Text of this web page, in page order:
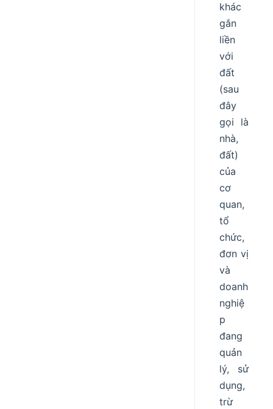
khác
gắn
liền
với
đất
(sau
đây
gọi là
nhà,
đất)
của
cơ
quan,
tổ
chức,
đơn vị
và
doanh
nghiệ
p
đang
quản
lý, sử
dụng,
trừ